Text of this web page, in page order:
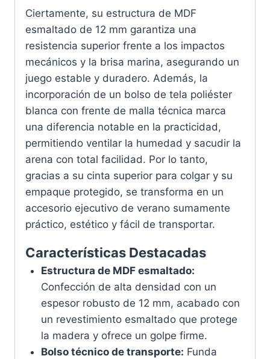
Ciertamente, su estructura de MDF
esmaltado de 12 mm garantiza una
resistencia superior frente a los impactos
mecánicos y la brisa marina, asegurando un
juego estable y duradero. Además, la
incorporación de un bolso de tela poliéster
blanca con frente de malla técnica marca
una diferencia notable en la practicidad,
permitiendo ventilar la humedad y sacudir la
arena con total facilidad. Por lo tanto,
gracias a su cinta superior para colgar y su
empaque protegido, se transforma en un
accesorio ejecutivo de verano sumamente
práctico, estético y fácil de transportar.
Características Destacadas
Estructura de MDF esmaltado:
Confección de alta densidad con un
espesor robusto de 12 mm, acabado con
un revestimiento esmaltado que protege
la madera y ofrece un golpe firme.
Bolso técnico de transporte: Funda